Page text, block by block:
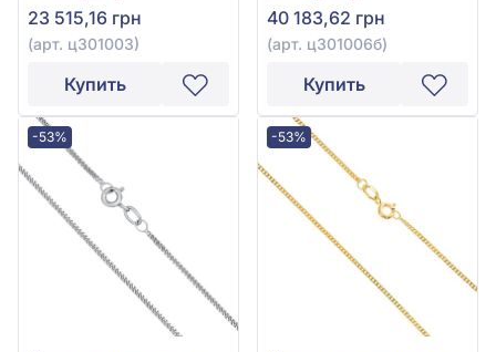
23 515,16 грн
(арт. ц301003)
Купить
40 183,62 грн
(арт. ц301006б)
Купить
-53% -53%